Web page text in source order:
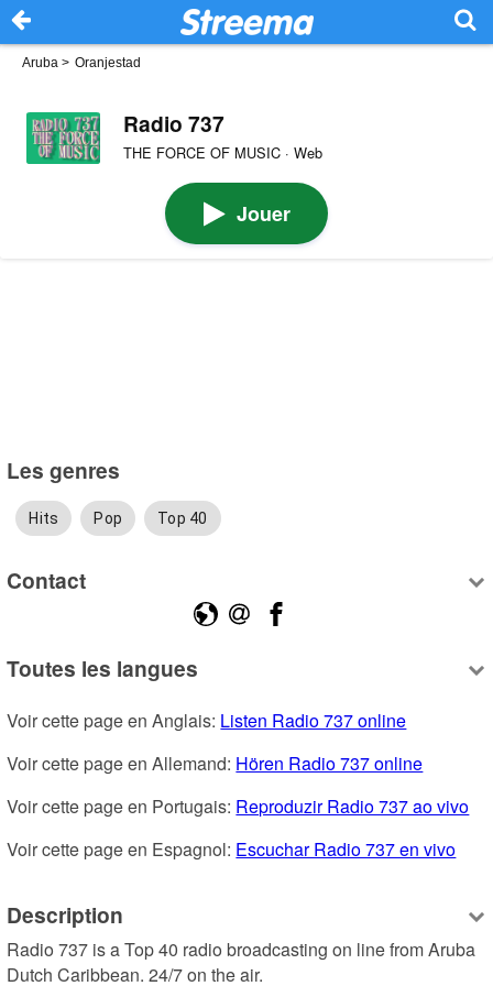
Aruba > Oranjestad
Radio 737
THE FORCE OF MUSIC · Web
Jouer
Les genres
Hits Pop Top 40
Contact
Toutes les langues
Voir cette page en Anglais: Listen Radio 737 online
Voir cette page en Allemand: Hören Radio 737 online
Voir cette page en Portugais: Reproduzir Radio 737 ao vivo
Voir cette page en Espagnol: Escuchar Radio 737 en vivo
Description
Radio 737 is a Top 40 radio broadcasting on line from Aruba
Dutch Caribbean. 24/7 on the air.